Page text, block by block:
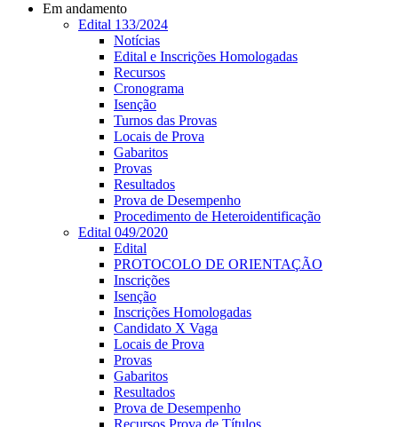
Em andamento
Edital 133/2024
Notícias
Edital e Inscrições Homologadas
Recursos
Cronograma
Isenção
Turnos das Provas
Locais de Prova
Gabaritos
Provas
Resultados
Prova de Desempenho
Procedimento de Heteroidentificação
Edital 049/2020
Edital
PROTOCOLO DE ORIENTAÇÃO
Inscrições
Isenção
Inscrições Homologadas
Candidato X Vaga
Locais de Prova
Provas
Gabaritos
Resultados
Prova de Desempenho